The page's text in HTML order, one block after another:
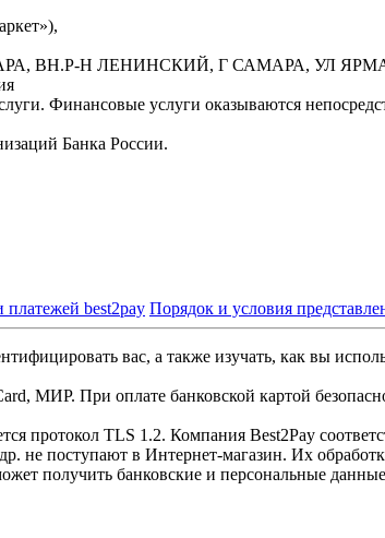
ВН.Р-Н ЛЕНИНСКИЙ, Г САМАРА, УЛ
Финансовые услуги оказываются
Банка России.
платежей best2pay Порядок и условия
вас, а также изучать, как вы
МИР. При оплате банковской картой
протокол TLS 1.2. Компания Best2Pay
не поступают в Интернет-магазин. Их
получить банковские и персональные